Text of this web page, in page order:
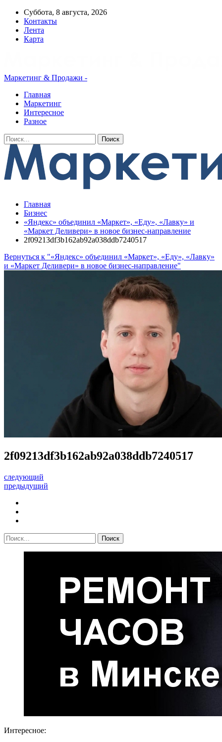
Суббота, 8 августа, 2026
Контакты
Лента
Карта
Маркетинг & Продажи -
Главная
Маркетинг
Интересное
Разное
Главная
Бизнес
«Яндекс» объединил «Маркет», «Еду», «Лавку» и
«Маркет Деливери» в новое бизнес-направление
2f09213df3b162ab92a038ddb7240517
Вернуться к "«Яндекс» объединил «Маркет», «Еду», «Лавку»
и «Маркет Деливери» в новое бизнес-направление"
2f09213df3b162ab92a038ddb7240517
следующий
предыдущий
Интересное: